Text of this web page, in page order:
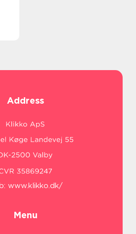
Address
www.klikko.dk/
Menu